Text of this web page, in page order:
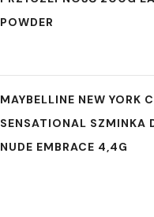
POWDER
MAYBELLINE NEW YORK
SENSATIONAL SZMINKA
NUDE EMBRACE 4,4G